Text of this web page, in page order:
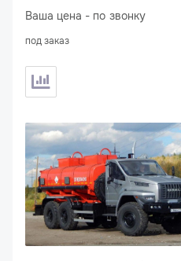
Ваша цена - по звонку
под заказ